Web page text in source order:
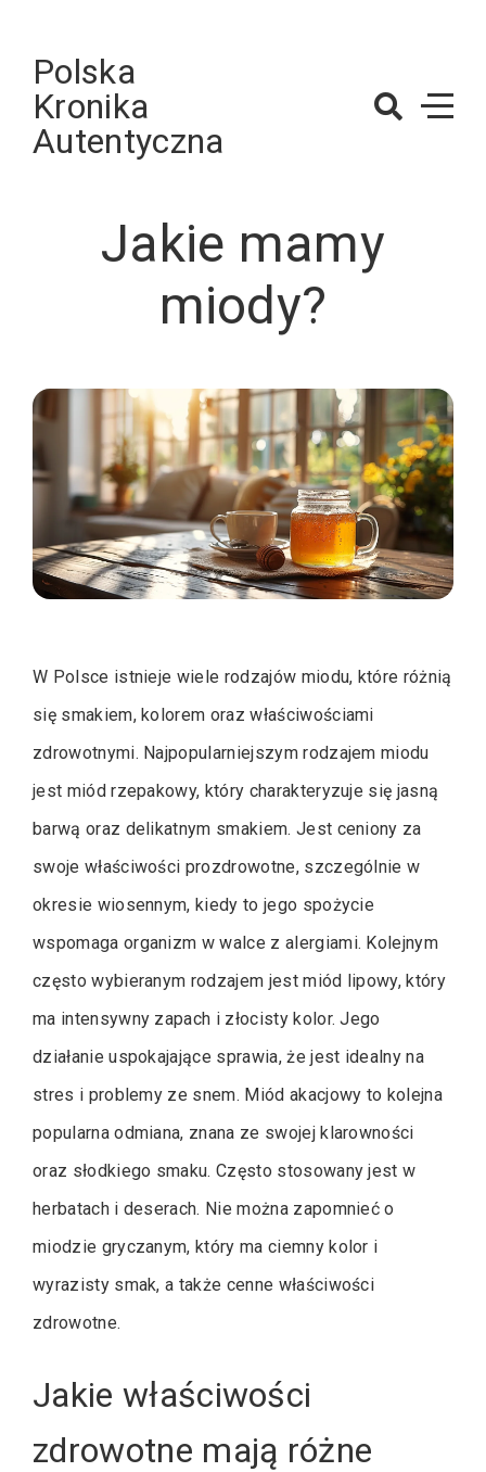
contentPolska
Kronika
Autentyczna
Jakie mamy
miody?
W Polsce istnieje wiele rodzajów miodu, które różnią
się smakiem, kolorem oraz właściwościami
zdrowotnymi. Najpopularniejszym rodzajem miodu
jest miód rzepakowy, który charakteryzuje się jasną
barwą oraz delikatnym smakiem. Jest ceniony za
swoje właściwości prozdrowotne, szczególnie w
okresie wiosennym, kiedy to jego spożycie
wspomaga organizm w walce z alergiami. Kolejnym
często wybieranym rodzajem jest miód lipowy, który
ma intensywny zapach i złocisty kolor. Jego
działanie uspokajające sprawia, że jest idealny na
stres i problemy ze snem. Miód akacjowy to kolejna
popularna odmiana, znana ze swojej klarowności
oraz słodkiego smaku. Często stosowany jest w
herbatach i deserach. Nie można zapomnieć o
miodzie gryczanym, który ma ciemny kolor i
wyrazisty smak, a także cenne właściwości
zdrowotne.
Jakie właściwości
zdrowotne mają różne